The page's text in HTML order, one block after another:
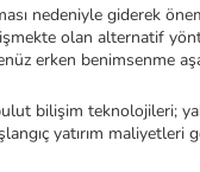
nedeniyle giderek
olan alternatif
erken benimsenme
bilişim teknolojileri;
yatırım maliyetleri